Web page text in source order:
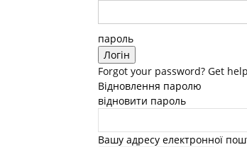
пароль
Forgot your password? Get help
Відновлення паролю
відновити пароль
Вашу адресу електронної